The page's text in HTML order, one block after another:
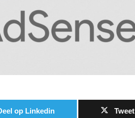
op Linkedin Tweet